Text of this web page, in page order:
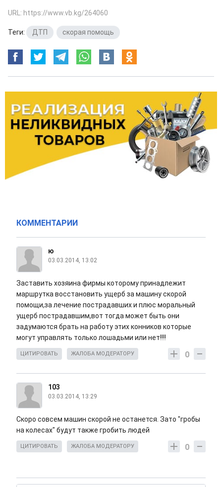
URL: https://www.vb.kg/264060
Теги: ДТП скорая помощь
КОММЕНТАРИИ
ю
03.03.2014, 13:02
Заставить хозяина фирмы которому принадлежит
маршрутка восстановить ущерб за машину скорой
помощи,за лечение пострадавших и плюс моральный
ущерб пострадавшим,вот тогда может быть они
задумаются брать на работу этих конников которые
могут управлять только лошадьми или нет!!!!
0
ЦИТИРОВАТЬ ЖАЛОБА МОДЕРАТОРУ
103
03.03.2014, 13:29
Скоро совсем машин скорой не останется. Зато "гробы
на колесах" будут также гробить людей
0
ЦИТИРОВАТЬ ЖАЛОБА МОДЕРАТОРУ